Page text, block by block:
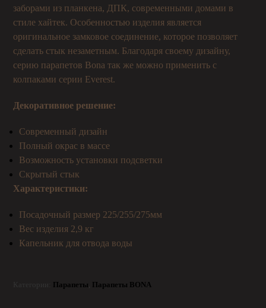
заборами из планкена, ДПК, современными домами в
стиле хайтек. Особенностью изделия является
оригинальное замковое соединение, которое позволяет
сделать стык незаметным. Благодаря своему дизайну,
серию парапетов Bona так же можно применить с
колпаками серии Everest.
Декоративное решение:
Современный дизайн
Полный окрас в массе
Возможность установки подсветки
Скрытый стык
Характеристики:
Посадочный размер 225/255/275мм
Вес изделия 2,9 кг
Капельник для отвода воды
Парапеты Парапеты BONA